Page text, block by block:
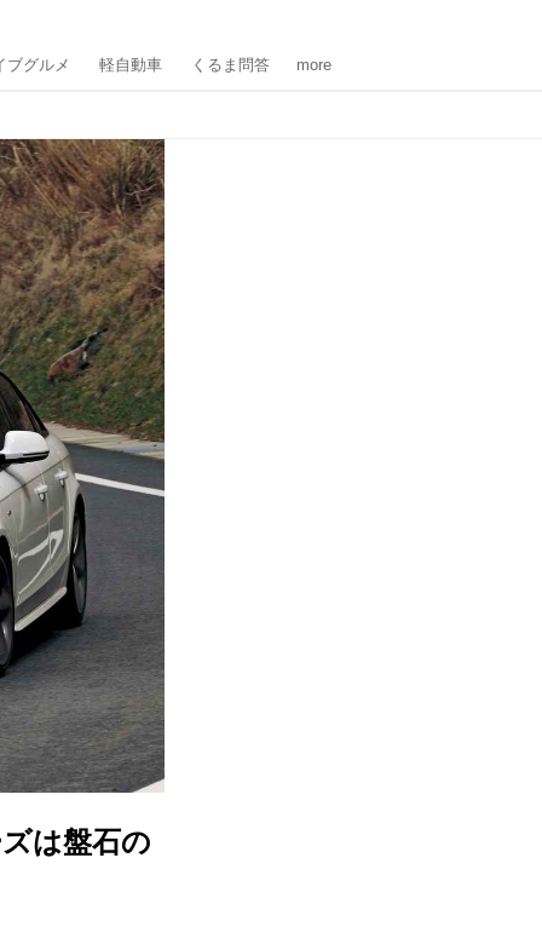
ブグルメ 軽自動車 くるま問答 more
は盤石の